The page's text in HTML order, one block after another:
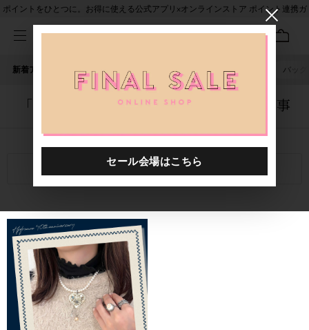
ポイントをひとつに。お得に使える公式アプリ×オンラインストア ポイント連携ガ
新着アイテム 人気ワード セール 40th限定 バッグ
「0000605.8881258.0999」に関する記事
関連キーワード